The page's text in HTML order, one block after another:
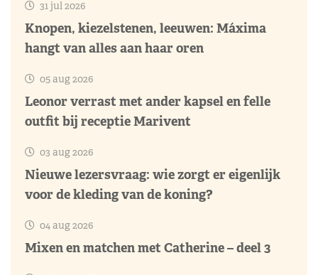
31 jul 2026
Knopen, kiezelstenen, leeuwen: Máxima
hangt van alles aan haar oren
05 aug 2026
Leonor verrast met ander kapsel en felle
outfit bij receptie Marivent
03 aug 2026
Nieuwe lezersvraag: wie zorgt er eigenlijk
voor de kleding van de koning?
04 aug 2026
Mixen en matchen met Catherine – deel 3